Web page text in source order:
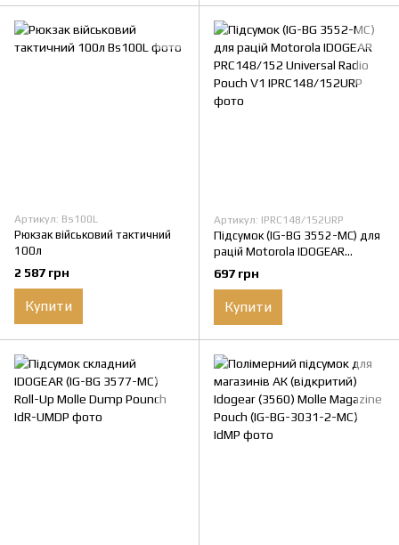
Артикул: Bs100L
Рюкзак військовий тактичний
100л
2 587 грн
Купити
Артикул: IPRC148/152URP
Підсумок (IG-BG 3552-MC) для
рацій Motorola IDOGEAR
PRC148/152 Universal Radio
Pouch V1
697 грн
Купити